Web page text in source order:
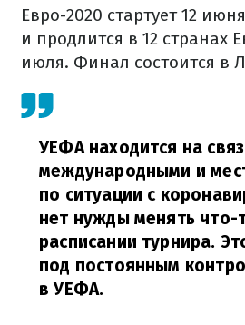
Евро-2020 стартует 12
и продлится в 12 странах
июля. Финал состоится в
УЕФА находится на
международными и
по ситуации с
нет нужды менять
расписании турнира.
под постоянным
в УЕФА.